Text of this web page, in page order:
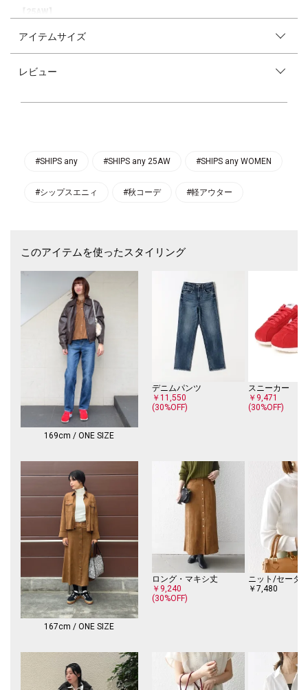
〈デザインポイント〉
胸元のポケットやフロントと袖口に施したメタルボタンがさりげないアク
柔らかな手触りで伸縮性もあり、見た目以上に軽やかな着心地なのでスト
〈コーディネート・その他〉
すめです。
-------------------------------------
生地の厚み：中間
伸縮性：有
透け感：無
光沢感：やや有
水洗い：不可
-------------------------------------
※日光や照明等に長時間当たると色褪せしますのでご注意ください。
※汗や雨等の水分や摩擦により、他の衣類に色移りする場合がありますの
で、淡色衣類との組み合わせはご注意ください。
※着用、洗濯時のスレで表面が毛羽立ち白っぽくなる場合がありますので
ご注意ください。
※末永く愛用頂く為に、アテンションタグ・洗濯ネームを必ずご確認の
上、着用又はお取り扱い下さい。
※画像の商品はサンプルです。
実際の商品と仕様、加工、サイズが若干異なる場合がございます。
アイテムサイズ
レビュー
#SHIPS any #SHIPS any 25AW #SHIPS any WOMEN
#シップスエニィ #秋コーデ #軽アウター
このアイテムを使ったスタイリング
169cm / ONE SIZE
デニムパンツ
￥11,550
(30%OFF)
スニーカー
￥9,471
(30%OFF)
167cm / ONE SIZE
ロング・マキシ丈
￥9,240
(30%OFF)
ニット/セータ
￥7,480